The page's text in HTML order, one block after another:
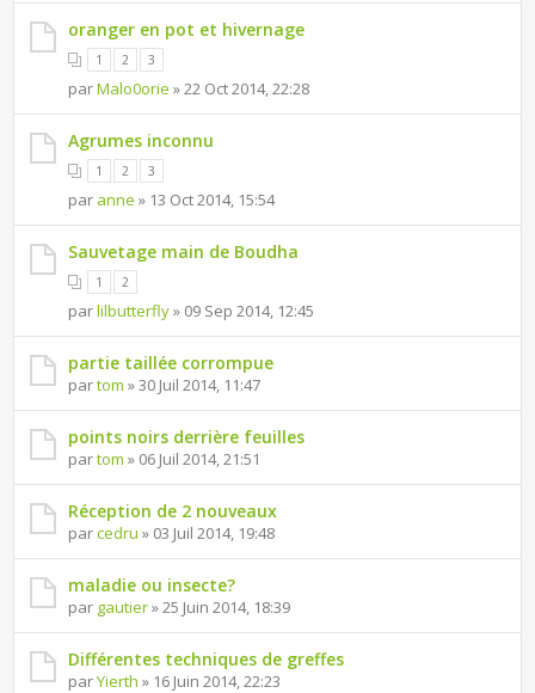
oranger en pot et hivernage
1 2 3
parMalo0orie » 22 Oct 2014, 22:28
Agrumes inconnu
1 2 3
par anne » 13 Oct 2014, 15:54
Sauvetage main de Boudha
1 2
parlilbutterfly» 09 Sep 2014, 12:45
partie taillée corrompue
partom » 30 Juil 2014, 11:47
points noirs derrière feuilles
partom » 06 Juil 2014, 21:51
Réception de 2 nouveaux
parcedru » 03 Juil 2014, 19:48
maladie ou insecte?
par gautier» 25 Juin 2014, 18:39
Différentes techniques de greffes
parYierth » 16 Juin 2014, 22:23